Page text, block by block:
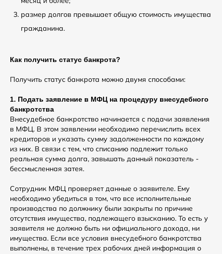
размер долгов превышает общую стоимость имущества
гражданина.
Как получить статус банкрота?
Получить статус банкрота можно двумя способами:
1. Подать заявление в МФЦ на процедуру внесудебного
банкротства
Внесудебное банкротство начинается с подачи заявления
в МФЦ. В этом заявлении необходимо перечислить всех
кредиторов и указать сумму задолженности по каждому
из них. В связи с тем, что списанию подлежит только
реальная сумма долга, завышать данный показатель -
бессмысленная затея.
Сотрудник МФЦ проверяет данные о заявителе. Ему
необходимо убедиться в том, что все исполнительные
производства по должнику были закрыты по причине
отсутствия имущества, подлежащего взысканию. То есть у
заявителя не должно быть ни официального дохода, ни
имущества. Если все условия внесудебного банкротства
выполнены, в течение трех рабочих дней информация о